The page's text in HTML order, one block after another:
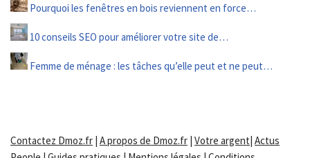
Pourquoi les fenêtres en bois reviennent en force…
10 conseils SEO pour améliorer votre site de…
Femme de ménage : les tâches qu’elle peut et ne peut…
Contactez Dmoz.fr | A propos de Dmoz.fr | Votre argent| Actus